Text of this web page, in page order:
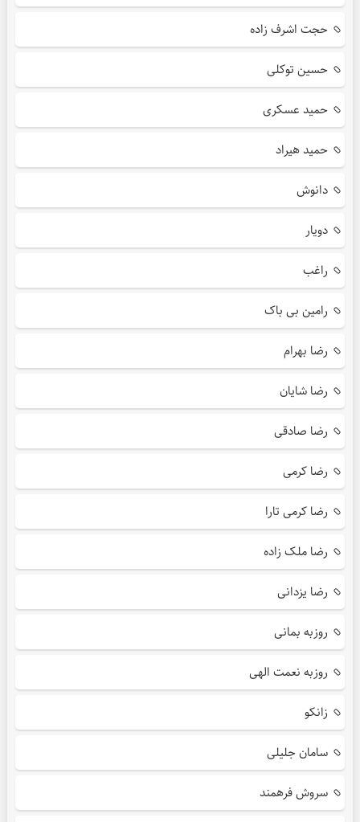
حجت اشرف زاده
حسین توکلی
حمید عسکری
حمید هیراد
دانوش
دویار
راغب
رامین بی باک
رضا بهرام
رضا شایان
رضا صادقی
رضا کرمی
رضا کرمی تارا
رضا ملک زاده
رضا یزدانی
روزبه بمانی
روزبه نعمت الهی
زانکو
سامان جلیلی
سروش فرهمند